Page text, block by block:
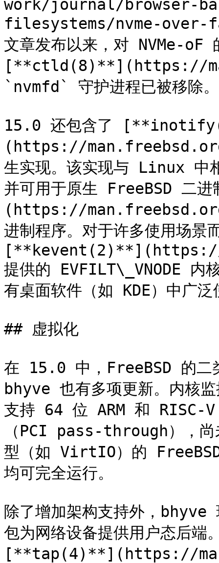
work/journal/browser-
filesystems/nvme-
文章发布以来，对 NVMe-oF
[**ctld(8)**](https://
`nvmfd` 守护进程已被移除。
15.0 还包含了
(https://
生实现。该实现与 Linux 中
并可用于原生 FreeBSD 二
(https://
进制程序。对于许多使用
提供的 EVFILT\_VNODE 内
有桌面软件（如 KDE）中广
## 虚拟化
在 15.0 中，FreeBSD 的二
bhyve 也有多项更新。内核
支持 64 位 ARM 和 RISC-V
（PCI pass-through），
型（如 VirtIO）的
均可完全运行。
除了增加架构支持外，
包为网络设备提供用户态后端
[**tap(4)**](https://